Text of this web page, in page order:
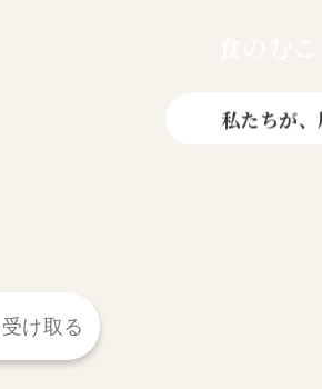
私たちが、
受け取る